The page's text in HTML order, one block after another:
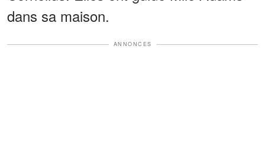
dans sa maison.
ANNONCES